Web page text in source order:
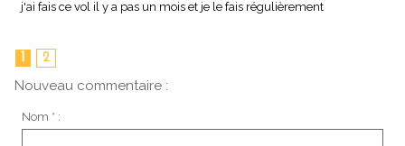
j'ai fais ce vol il y a pas un mois et je le fais régulièrement
1 2
Nouveau commentaire :
Nom * :